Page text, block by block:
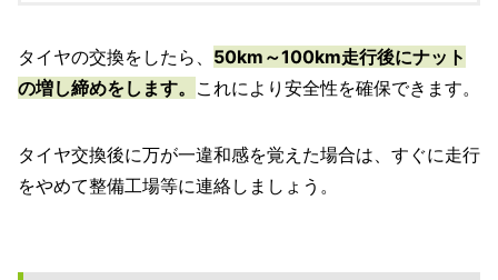
タイヤの交換をしたら、 50km～100km走行後にナット
の増し締めをします。 これにより安全性を確保できます。
タイヤ交換後に万が一違和感を覚えた場合は、すぐに走行
をやめて整備工場等に連絡しましょう。